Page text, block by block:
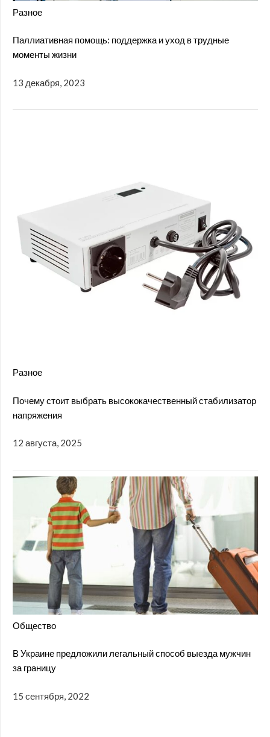
Разное
Паллиативная помощь: поддержка и уход в трудные
моменты жизни
13 декабря, 2023
Разное
Почему стоит выбрать высококачественный стабилизатор
напряжения
12 августа, 2025
Общество
В Украине предложили легальный способ выезда мужчин
за границу
15 сентября, 2022